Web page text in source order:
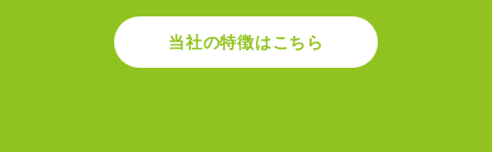
当社の特徴はこちら